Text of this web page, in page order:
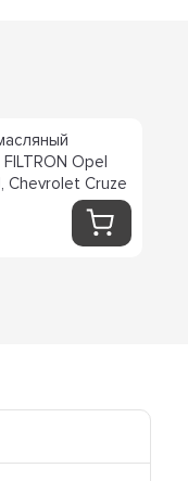
Opel
Chevrolet Cruze